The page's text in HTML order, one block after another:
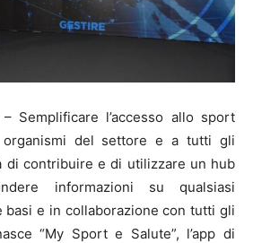
– Semplificare l’accesso allo sport
del settore e a tutti gli
di contribuire e di utilizzare un hub
informazioni su qualsiasi
basi e in collaborazione con tutti gli
“My Sport e Salute”, l’app di